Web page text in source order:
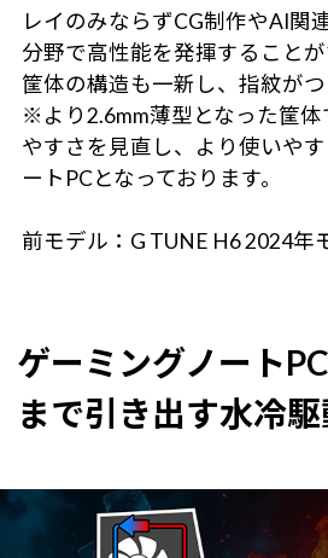
レイのみならずCG制作やAI関
分野で高性能を発揮することが
筐体の構造も一新し、指紋が
※より2.6mm薄型となった筐
やすさを見直し、より使いや
ートPCとなっております。
前モデル：G TUNE H6 2024年
ゲーミングノート
まで引き出す水冷駆